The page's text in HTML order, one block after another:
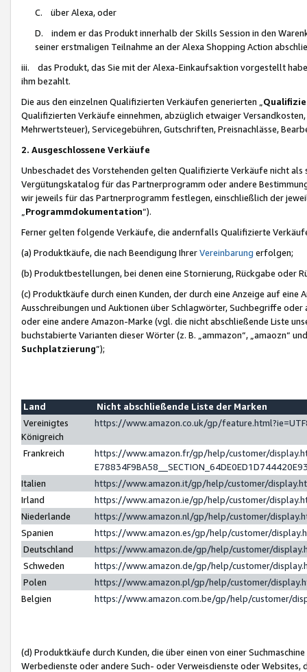
C. über Alexa, oder
D. indem er das Produkt innerhalb der Skills Session in den
seiner erstmaligen Teilnahme an der Alexa Shopping Action
iii. das Produkt, das Sie mit der Alexa-Einkaufsaktion vorgestellt
ihm bezahlt.
Die aus den einzelnen Qualifizierten Verkäufen generierten „
Qualifizierten Verkäufe einnehmen, abzüglich etwaiger
Mehrwertsteuer), Servicegebühren, Gutschriften, Preisnachlässe,
2. Ausgeschlossene Verkäufe
Unbeschadet des Vorstehenden gelten Qualifizierte Verkäufe nicht
Vergütungskatalog für das Partnerprogramm oder andere
wir jeweils für das Partnerprogramm festlegen, einschließlich der
Programmdokumentation“).
Ferner gelten folgende Verkäufe, die andernfalls Qualifizierte
(a) Produktkäufe, die nach Beendigung IhrerVereinbarung erfolgen;
(b) Produktbestellungen, bei denen eine Stornierung, Rückgabe oder
(c) Produktkäufe durch einen Kunden, der durch eine Anzeige auf
Ausschreibungen und Auktionen über Schlagwörter, Suchbegriffe
oder eine andere Amazon-Marke (vgl. die nicht abschließende Liste
buchstabierte Varianten dieser Wörter (z. B. „ammazon“, „amaozn“
Suchplatzierung”);
Land
Nicht abschließende Liste der Marken
Vereinigtes
Königreich
https://www.amazon.co.uk/gp/
Frankreich
https://www.amazon.fr/gp/help/customer/
Italien
https://www.amazon.it/gp/help/customer/
Irland
https://www.amazon.ie/gp/help/customer/
Niederlande
https://www.amazon.nl/gp/help/customer/
Spanien
https://www.amazon.es/gp/help/customer/
Deutschland
https://www.amazon.de/gp/help/customer/
Schweden
https://www.amazon.de/gp/help/customer/
Polen
https://www.amazon.pl/gp/help/customer/
Belgien
https://www.amazon.com.be/gp/help/customer/
(d) Produktkäufe durch Kunden, die über einen von einer
Werbedienste oder andere Such- oder Verweisdienste oder Websites,